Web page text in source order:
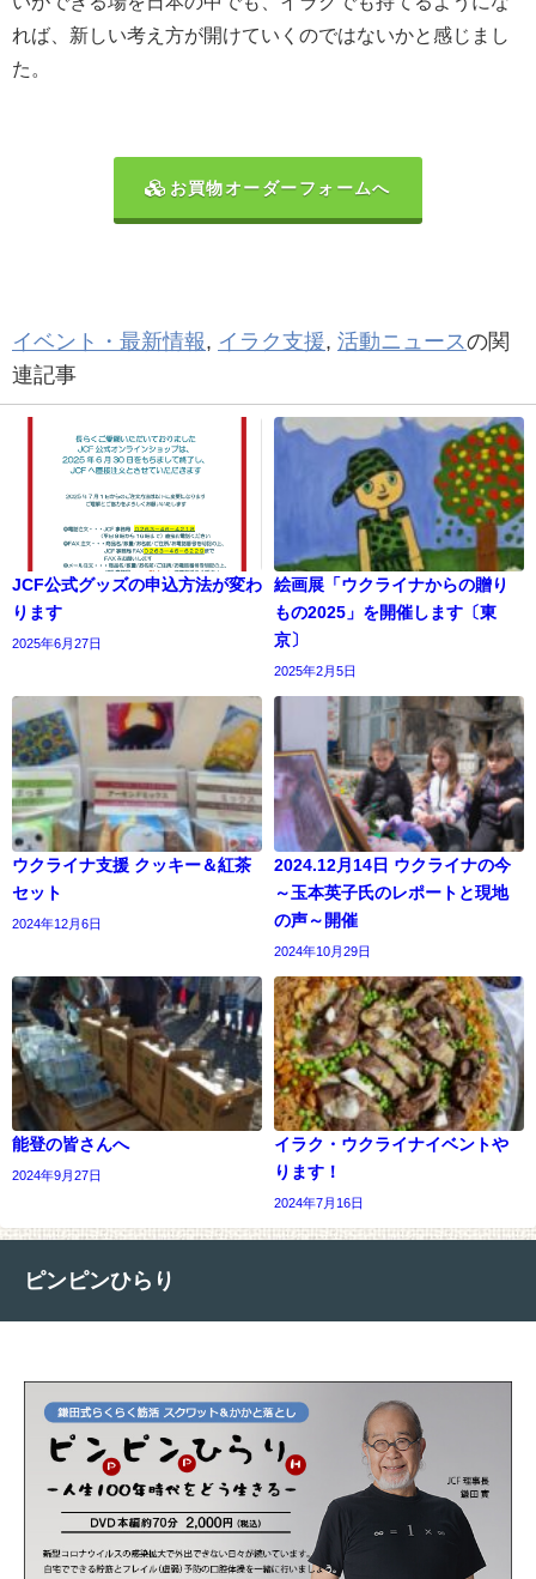
れば、新しい考え方が開けていくのではないかと感じまし
た。
お買物オーダーフォームへ
イベント・最新情報, イラク支援, 活動ニュースの関
連記事
JCF公式グッズの申込方法が変わ
ります
2025年6月27日
絵画展「ウクライナからの贈り
もの2025」を開催します〔東
京〕
2025年2月5日
ウクライナ支援 クッキー＆紅茶
セット
2024年12月6日
2024.12月14日 ウクライナの今
～玉本英子氏のレポートと現地
の声～開催
2024年10月29日
能登の皆さんへ
2024年9月27日
イラク・ウクライナイベントや
ります！
2024年7月16日
ピンピンひらり